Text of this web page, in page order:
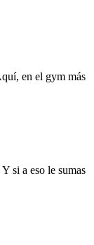
en el gym más
si a eso le sumas